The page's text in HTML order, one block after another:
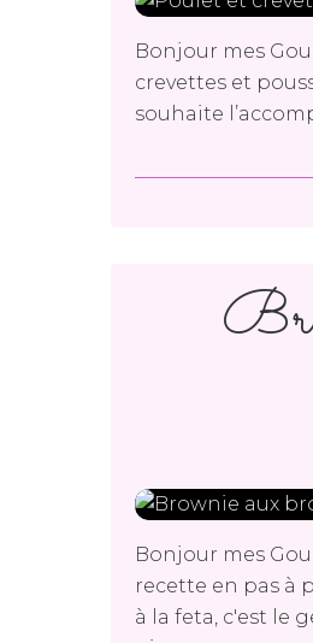
Bonjour mes
crevettes et
souhaite
Bonjour mes
recette en pas à
à la feta, c'est le